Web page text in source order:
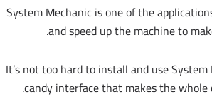
System Mechanic is one of the
and speed up the machine to
It’s not too hard to install and use
candy interface that makes the whole